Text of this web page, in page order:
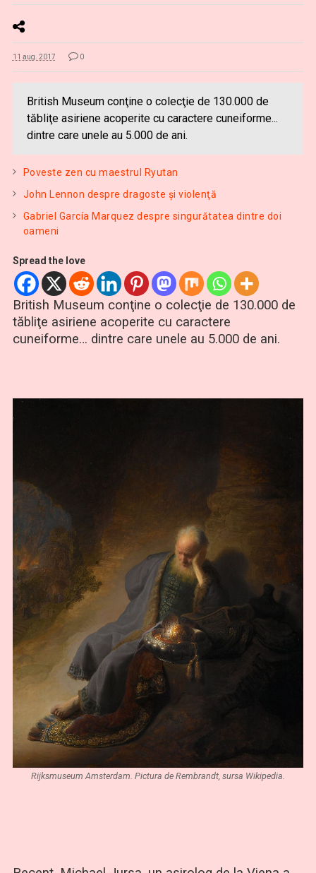
11 aug. 2017 0
British Museum conţine o colecţie de 130.000 de
tăbliţe asiriene acoperite cu caractere cuneiforme...
dintre care unele au 5.000 de ani.
Poveste zen cu maestrul Ryutan
John Lennon despre dragoste şi violenţă
Gabriel García Marquez despre singurătatea dintre doi
oameni
Spread the love
British Museum conţine o colecţie de 130.000 de
tăbliţe asiriene acoperite cu caractere
cuneiforme… dintre care unele au 5.000 de ani.
Rijksmuseum Amsterdam. Pictura de Rembrandt, sursa Wikipedia.